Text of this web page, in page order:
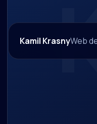
Kamil KrasnyWeb